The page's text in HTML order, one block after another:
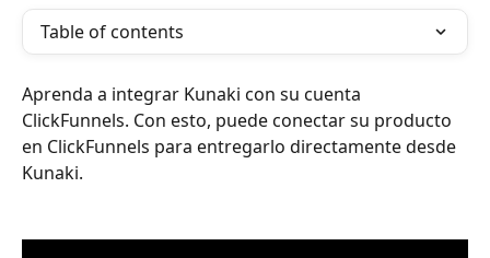
Table of contents
Aprenda a integrar Kunaki con su cuenta
ClickFunnels. Con esto, puede conectar su producto
en ClickFunnels para entregarlo directamente desde
Kunaki.